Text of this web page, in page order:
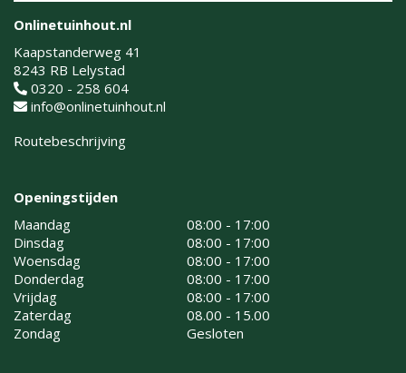
Onlinetuinhout.nl
Kaapstanderweg 41
8243 RB Lelystad
0320 - 258 604
info@onlinetuinhout.nl
Routebeschrijving
Openingstijden
Maandag
08:00 - 17:00
Dinsdag
08:00 - 17:00
Woensdag
08:00 - 17:00
Donderdag
08:00 - 17:00
Vrijdag
08:00 - 17:00
Zaterdag
08.00 - 15.00
Zondag
Gesloten